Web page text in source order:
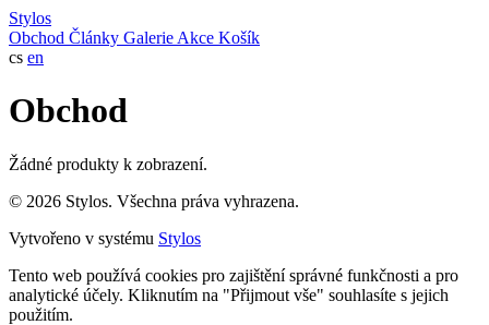
Stylos
Obchod Články Galerie Akce Košík
cs en
Obchod
Žádné produkty k zobrazení.
© 2026 Stylos. Všechna práva vyhrazena.
Vytvořeno v systému Stylos
Tento web používá cookies pro zajištění správné funkčnosti a pro
analytické účely. Kliknutím na "Přijmout vše" souhlasíte s jejich
použitím.